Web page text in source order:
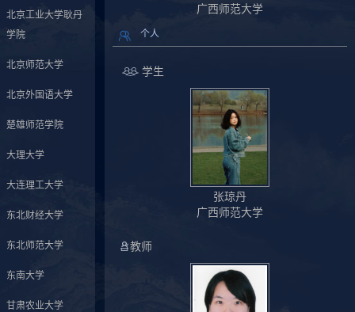
北京工业大学耿丹
学院
北京师范大学
北京外国语大学
楚雄师范学院
大理大学
大连理工大学
东北财经大学
东北师范大学
东南大学
甘肃农业大学
广西师范大学
个人
学生
张琼丹
广西师范大学
教师